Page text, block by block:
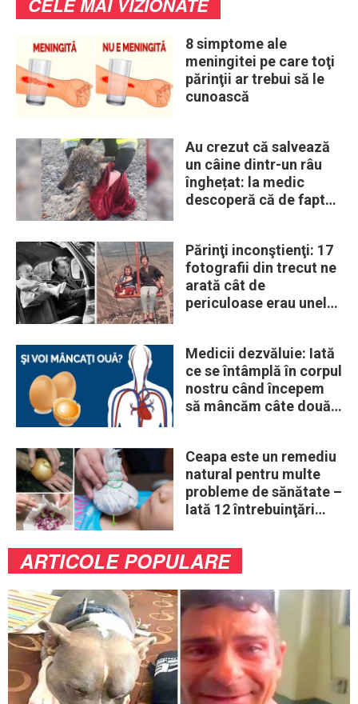
8 simptome ale
meningitei pe care toţi
părinţii ar trebui să le
cunoască
Au crezut că salvează
un câine dintr-un râu
înghețat: la medic
descoperă că de fapt
Părinţi inconştienţi: 17
fotografii din trecut ne
arată cât de
periculoase erau unele
Medicii dezvăluie: Iată
ce se întâmplă în corpul
nostru când începem
să mâncăm câte două
Ceapa este un remediu
natural pentru multe
probleme de sănătate –
Iată 12 întrebuinţări
ARTICOLE POPULARE